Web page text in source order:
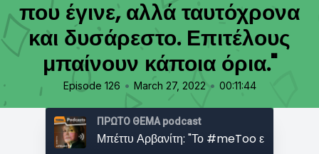
που έγινε, αλλά ταυτόχρονα
και δυσάρεστο. Επιτέλους
μπαίνουν κάποια όρια."
Episode 126 • March 27, 2022 • 00:11:44
ΠΡΩΤΟ ΘΕΜΑ podcast